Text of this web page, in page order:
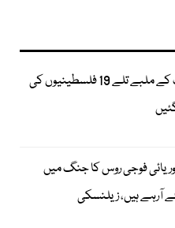
غزہ میں عمارت کے ملبے تلے 19 فلسطینیوں کی
کوریائی فوجی روس کا جنگ میں
آرہے ہیں، زیلنسکی